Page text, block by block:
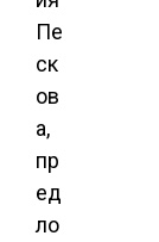
Пе
ск
ов
а,
пр
ед
ло